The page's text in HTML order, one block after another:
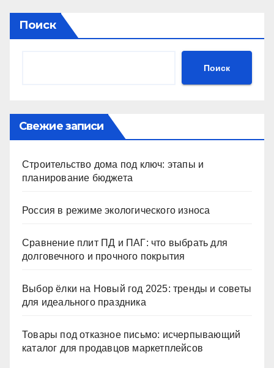
Поиск
Поиск
Свежие записи
Строительство дома под ключ: этапы и
планирование бюджета
Россия в режиме экологического износа
Сравнение плит ПД и ПАГ: что выбрать для
долговечного и прочного покрытия
Выбор ёлки на Новый год 2025: тренды и советы
для идеального праздника
Товары под отказное письмо: исчерпывающий
каталог для продавцов маркетплейсов